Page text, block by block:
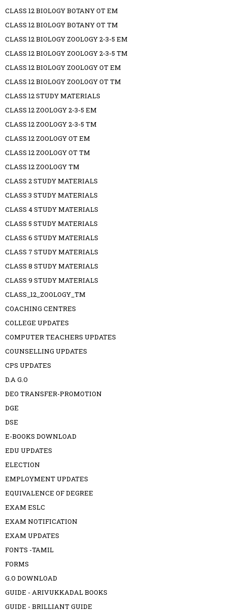
CLASS 12 BIOLOGY BOTANY OT EM
CLASS 12 BIOLOGY BOTANY OT TM
CLASS 12 BIOLOGY ZOOLOGY 2-3-5 EM
CLASS 12 BIOLOGY ZOOLOGY 2-3-5 TM
CLASS 12 BIOLOGY ZOOLOGY OT EM
CLASS 12 BIOLOGY ZOOLOGY OT TM
CLASS 12 STUDY MATERIALS
CLASS 12 ZOOLOGY 2-3-5 EM
CLASS 12 ZOOLOGY 2-3-5 TM
CLASS 12 ZOOLOGY OT EM
CLASS 12 ZOOLOGY OT TM
CLASS 12 ZOOLOGY TM
CLASS 2 STUDY MATERIALS
CLASS 3 STUDY MATERIALS
CLASS 4 STUDY MATERIALS
CLASS 5 STUDY MATERIALS
CLASS 6 STUDY MATERIALS
CLASS 7 STUDY MATERIALS
CLASS 8 STUDY MATERIALS
CLASS 9 STUDY MATERIALS
CLASS_12_ZOOLOGY_TM
COACHING CENTRES
COLLEGE UPDATES
COMPUTER TEACHERS UPDATES
COUNSELLING UPDATES
CPS UPDATES
D.A G.O
DEO TRANSFER-PROMOTION
DGE
DSE
E-BOOKS DOWNLOAD
EDU UPDATES
ELECTION
EMPLOYMENT UPDATES
EQUIVALENCE OF DEGREE
EXAM ESLC
EXAM NOTIFICATION
EXAM UPDATES
FONTS -TAMIL
FORMS
G.O DOWNLOAD
GUIDE - ARIVUKKADAL BOOKS
GUIDE - BRILLIANT GUIDE